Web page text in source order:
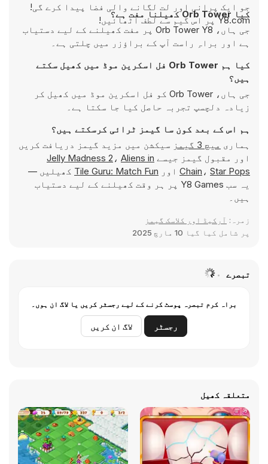
جو ایک پرانی اور لت لگانے والی فضا پیدا کرے گی!
Y8.com پر اس گیم سے لطف اٹھائیں!
کیا Orb Tower کھیلنا مفت ہے؟
جی ہاں، Orb Tower Y8 پر مفت کھیلنے کے لیے دستیاب
ہے اور براہِ راست آپ کے براؤزر میں چلتی ہے۔
کیا ہم Orb Tower فل اسکرین موڈ میں کھیل سکتے
ہیں؟
جی ہاں، Orb Tower کو فل اسکرین موڈ میں کھیل کر
زیادہ دلچسپ تجربہ حاصل کیا جا سکتا ہے۔
ہم اس کے بعد کون سا گیمز ٹرائی کرسکتے ہیں؟
ہماری میچ 3 گیمز
سیکشن میں مزید گیمز دریافت کریں
اور مقبول گیمز جیسے
Jelly Madness 2 ، Aliens in
Chain ، Star Pops اور Tile Guru: Match Fun کھیلیں —
یہ سب Y8 Games پر ہر وقت کھیلنے کے لیے دستیاب
ہیں۔
زمرہ: آرکیڈ اور کلاسک گیمز
پر شامل کیا گیا 10 مارچ 2025
تبصرے
براہ کرم تبصرہ پوسٹ کرنے کے لیے رجسٹر کریں یا لاگ ان ہوں۔
رجسٹر لاگ ان کریں
متعلقہ کھیل